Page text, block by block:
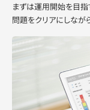
まずは運用開始を目指
問題をクリアにしなが